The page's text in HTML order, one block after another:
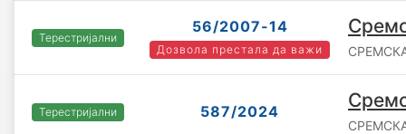
Терестријални
56/2007-14
Дозвола престала да важи
Терестријални 587/2024